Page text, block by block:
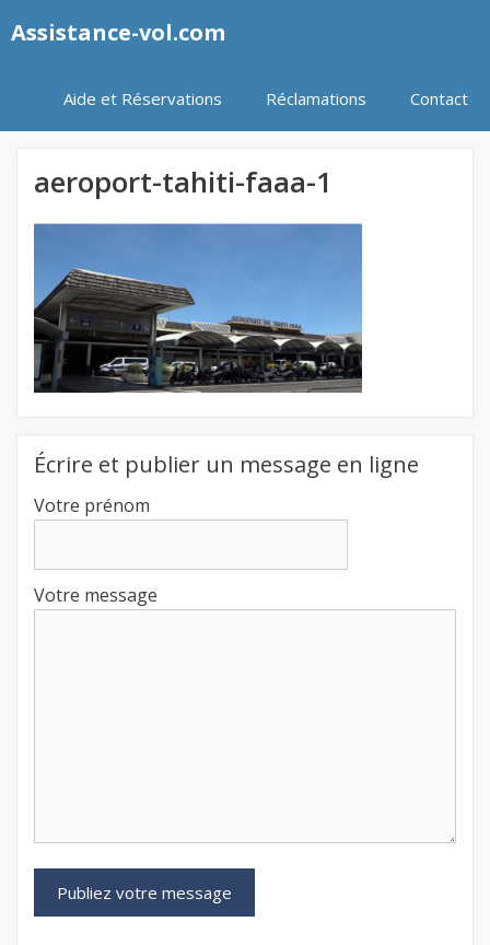
auAssistance-vol.com
Aide et Réservations Réclamations Contact
aeroport-tahiti-faaa-1
Écrire et publier un message en ligne
Votre prénom
Votre message